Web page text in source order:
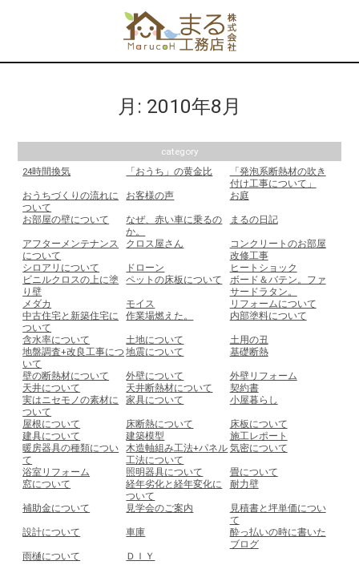
月: 2010年8月
category
24時間換気
「おうち」の黄金比
「発泡系断熱材の吹き
付け工事について」
おうちづくりの流れに
ついて
お客様の声 お庭
お部屋の壁について
なぜ、赤い車に乗るの
か。
まるの日記
アフターメンテナンス
について
クロス屋さん
コンクリートのお部屋
改修工事
シロアリについて
ドローン
ヒートショック
ビニルクロスの上に塗
り壁
ペットの床板について
ボード＆バテン。ファ
サードラタン。
メダカ
モイス
リフォームについて
中古住宅と新築住宅に
ついて
作業場燃えた。 内部塗料について
含水率について 土地について
土用の丑
地盤調査+改良工事につ
いて
地震について 基礎断熱
壁の断熱材について 外壁について
外壁リフォーム
天井について
天井断熱材について
契約書
実はニセモノの素材に
ついて
家具について 小屋暮らし
屋根について 床断熱について
床板について
建具について
建築模型
施工レポート
暖房器具の種類につい
て
木造軸組み工法+パネル
工法について
気密について
浴室リフォーム 照明器具について
畳について
窓について
経年劣化と経年変化に
ついて
耐力壁
補助金について 見学会のご案内
見積書と坪単価につい
て
設計について
車庫
酔っ払いの時に書いた
ブログ
雨樋について
ＤＩＹ